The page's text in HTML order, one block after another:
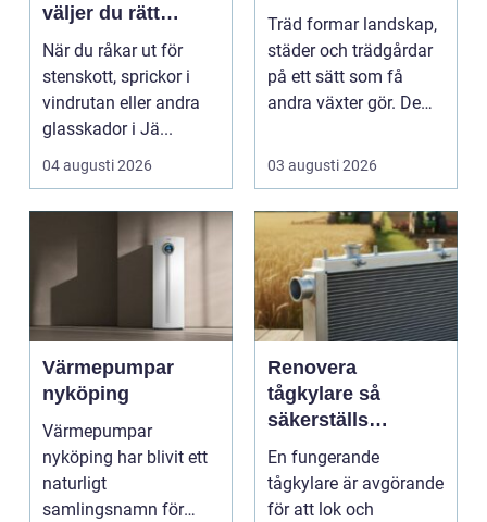
väljer du rätt
verkstad för
glasskador
När du råkar ut för
stenskott, sprickor i
vindrutan eller andra
glasskador i Jä...
04 augusti 2026
Träd formar landskap,
städer och trädgårdar
på ett sätt som få
andra växter gör. De
03 augusti 2026
Värmepumpar
nyköping
Värmepumpar
nyköping har blivit ett
naturligt
samlingsnamn för
Renovera
tågkylare så
säkerställs
driftsäkra lok och
tågsystem
En fungerande
tågkylare är avgörande
för att lok och